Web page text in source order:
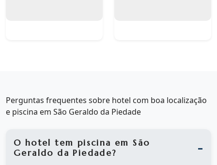
Perguntas frequentes sobre hotel com boa localização
e piscina em São Geraldo da Piedade
O hotel tem piscina em São
Geraldo da Piedade?